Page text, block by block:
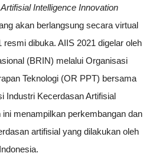
Artifisial Intelligence Innovation
akan berlangsung secara virtual
dibuka. AIIS 2021 digelar oleh
(BRIN) melalui Organisasi
Teknologi (OR PPT) bersama
Industri Kecerdasan Artifisial
menampilkan perkembangan dan
artifisial yang dilakukan oleh